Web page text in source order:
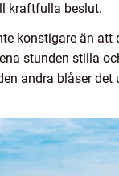
kraftfulla beslut.
konstigare än att
stunden stilla
andra blåser